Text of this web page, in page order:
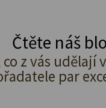
Čtěte náš
z vás udělají
par